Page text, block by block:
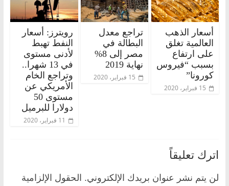
أسعار الذهب
العالمية تغلق
على ارتفاع
بسبب “فيروس
كورونا”
15 فبراير، 2020
تراجع معدل
البطالة في
مصر إلى 8%
نهاية 2019
15 فبراير، 2020
رويترز: أسعار
النفط تهبط
لأدنى مستوى
في 13 شهرا..
وتراجع الخام
الأمريكي عن
مستوى 50
دولارا للبرميل
11 فبراير، 2020
اترك تعليقاً
لن يتم نشر عنوان بريدك الإلكتروني. الحقول الإلزامية